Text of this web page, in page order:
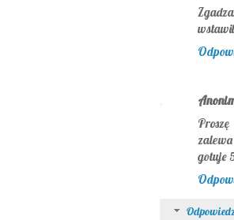
gotuje